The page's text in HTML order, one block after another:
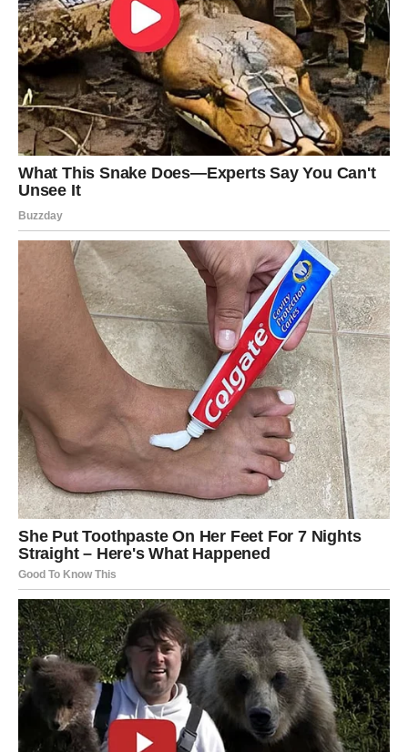
A OVOM ZNAKU SLEDI TALAS
OGROMNE SREĆE – RAK!
Rak ulazi u jedan od najblistavijih perioda u skorije
Dugo je nosio teret, dugo je ćutao, dugo trpeo tiha
razočaranja, često verujući da sreća uvek nekako prođe
pored njega.
Ali Univerzum nikada ne zaboravlja one koji vole čisto,
daju iskreno i čuvaju druge čak i kada im je najteže.
I upravo zbog toga, sada – Rak postaje jedan od najvećih
dobitnika ovog ciklusa.
Talasi sreće stižu iz tri pravca
Emocije – konačno olakšanje, smirenje i osećaj da se
stvari slažu baš onako kako Rak želi.
Materijalno– priliv novca, poklon, nagrada ili
neočekivana ponuda koja stabilizuje Rakovu
svakodnevicu.
Sudbinski događaj– nešto zbog čega će shvatiti da
ga Univerzum voli i štiti.